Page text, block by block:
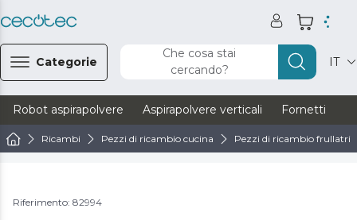
Categorie
Che cosa stai
cercando?
IT
Robot aspirapolvere Aspirapolvere verticali Fornetti
Ricambi Pezzi di ricambio cucina Pezzi di ricambio
Riferimento: 82994